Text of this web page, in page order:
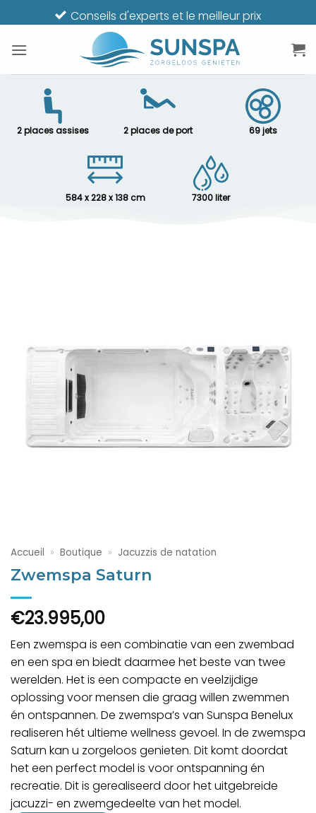
au
contenu
Conseils d'experts et le meilleur prix
2 places assises 2 places de port 69 jets
584 x 228 x 138 cm 7300 liter
Accueil » Boutique » Jacuzzis de natation
Zwemspa Saturn
€23.995,00
Een zwemspa is een combinatie van een zwembad
en een spa en biedt daarmee het beste van twee
werelden. Het is een compacte en veelzijdige
oplossing voor mensen die graag willen zwemmen
én ontspannen. De zwemspa’s van Sunspa Benelux
realiseren hét ultieme wellness gevoel. In de zwemspa
Saturn kan u zorgeloos genieten. Dit komt doordat
het een perfect model is voor ontspanning én
recreatie. Dit is gerealiseerd door het uitgebreide
jacuzzi- en zwemgedeelte van het model.